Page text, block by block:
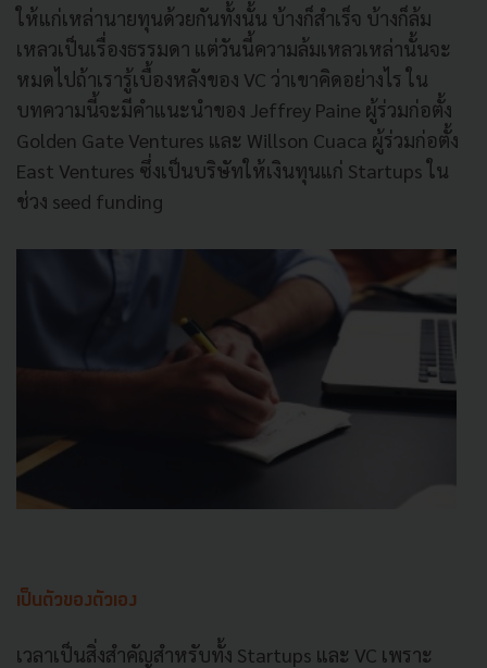
ให้แก่เหล่านายทุนด้วยกันทั้งนั้น บ้างก็สำเร็จ บ้างก็ล้ม
เหลวเป็นเรื่องธรรมดา แต่วันนี้ความล้มเหลวเหล่านั้นจะ
หมดไปถ้าเรารู้เบื้องหลังของ VC ว่าเขาคิดอย่างไร ใน
บทความนี้จะมีคำแนะนำของ Jeffrey Paine ผู้ร่วมก่อตั้ง
Golden Gate Ventures และ Willson Cuaca ผู้ร่วมก่อตั้ง
East Ventures ซึ่งเป็นบริษัทให้เงินทุนแก่ Startups ใน
ช่วง seed funding
เป็นตัวของตัวเอง
เวลาเป็นสิ่งสำคัญสำหรับทั้ง Startups และ VC เพราะ